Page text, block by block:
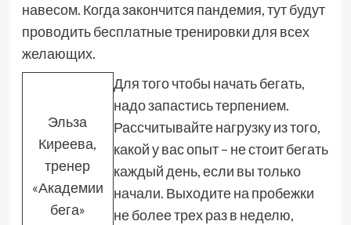
навесом. Когда закончится пандемия, тут будут
проводить бесплатные тренировки для всех
желающих.
Эльза
Киреева,
тренер
«Академии
бега»
Для того чтобы начать бегать,
надо запастись терпением.
Рассчитывайте нагрузку из того,
какой у вас опыт – не стоит бегать
каждый день, если вы только
начали. Выходите на пробежки
не более трех раз в неделю,